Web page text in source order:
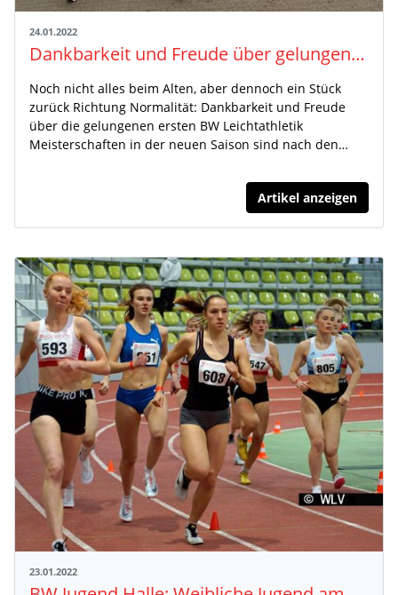
24.01.2022
Dankbarkeit und Freude über gelungenen Meisterschaftsauftakt
Noch nicht alles beim Alten, aber dennoch ein Stück
zurück Richtung Normalität: Dankbarkeit und Freude
über die gelungenen ersten BW Leichtathletik
Meisterschaften in der neuen Saison sind nach den…
Artikel anzeigen
23.01.2022